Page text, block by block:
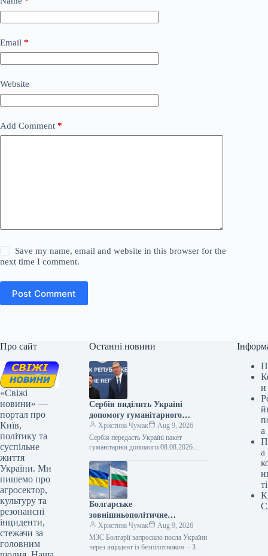
Email *
Website
Add Comment *
Save my name, email and website in this browser for the
next time I comment.
Post Comment
Про сайт
«Свіжі
новини» —
портал про
Київ,
політику та
суспільне
життя
України. Ми
пишемо про
агросектор,
культуру та
резонансні
інциденти,
стежачи за
головним
Останні новини
Сербія виділить Україні
допомогу гуманітарного
характеру
Христина Чумак
Aug 9, 2026
Сербія передасть Україні пакет
гуманітарної допомоги 08.08.2026
Україні гуманітарний пакет допомоги,
що включатиме підтримку в
галузях…
Болгарське
зовнішньополітичне
відомство викликало
українського посла через
випадок із безпілотником, за
Христина Чумак
Aug 9, 2026
МЗС Болгарії запросило посла України
через інцидент із безпілотником – ЗМІ
и
а
а
ті